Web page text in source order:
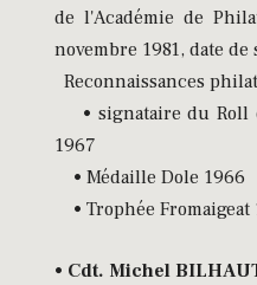
de l'Académie de
novembre 1981, date de
Reconnaissances
• signataire du Roll
1967
• Médaille Dole 1966
• Trophée Fromaigeat
• Cdt. Michel